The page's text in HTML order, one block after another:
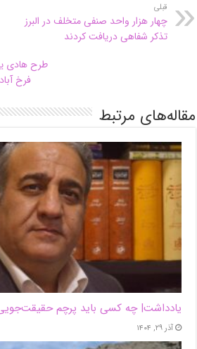
قبلی
چهار هزار واحد صنفی متخلف در البرز
تذکر شفاهی دریافت کردند
طرح هادی
فرخ
مقاله‌های مرتبط
یادداشت| ‌چه کسی باید پرچم حقیقت‌جویی
آذر ۲۹, ۱۴۰۴